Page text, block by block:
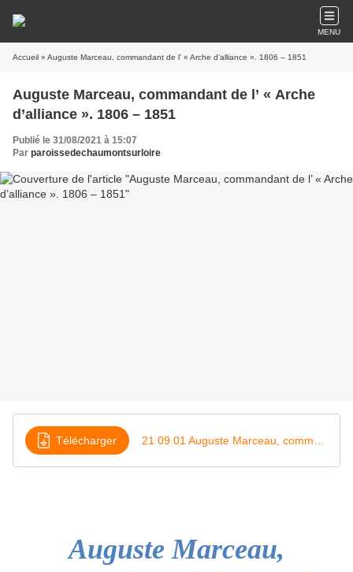
MENU
Accueil » Auguste Marceau, commandant de l’ « Arche d’alliance ». 1806 – 1851
Auguste Marceau, commandant de l’ « Arche
d’alliance ». 1806 – 1851
Publié le 31/08/2021 à 15:07
Par paroissedechaumontsurloire
Télécharger
Auguste Marceau,